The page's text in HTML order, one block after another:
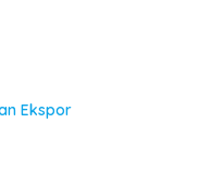
Ekspor